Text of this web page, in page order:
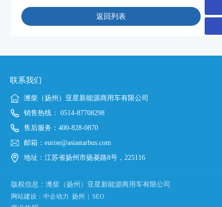
返回列表
联系我们
潍柴（扬州）亚星新能源商用车有限公司
销售热线：
0514-87708298
售后服务： 400-828-0870
邮箱： eurise@asiastarbus.com
地址：江苏省扬州市扬菱路8号，225116
版权信息：潍柴（扬州）亚星新能源商用车有限公司
网站建设：中企动力 扬州 | SEO